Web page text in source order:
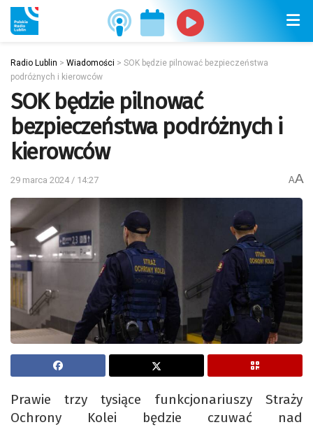
Radio Lublin > Wiadomości > SOK będzie pilnować bezpieczeństwa
podróżnych i kierowców
SOK będzie pilnować
bezpieczeństwa podróżnych i
kierowców
29 marca 2024 / 14:27 AA
Prawie trzy tysiące funkcjonariuszy Straży
Ochrony Kolei będzie czuwać nad